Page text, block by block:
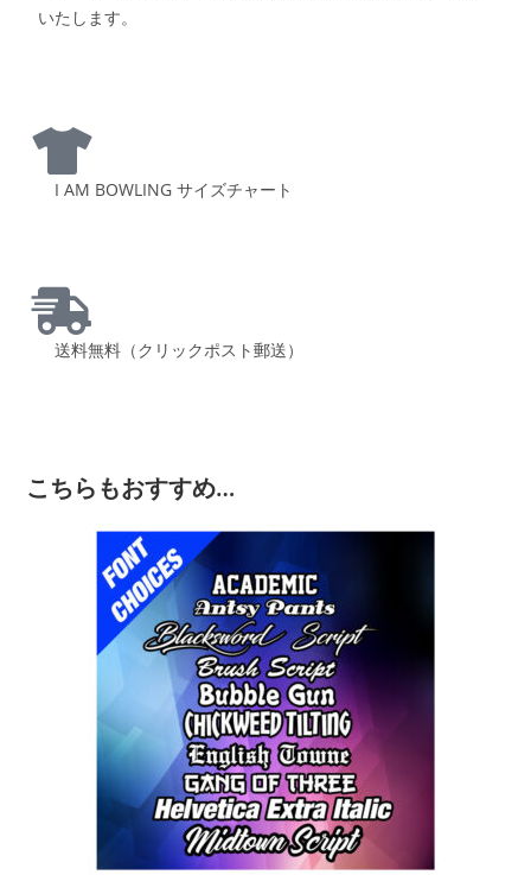
いたします。
I AM BOWLING サイズチャート
送料無料（クリックポスト郵送）
こちらもおすすめ…